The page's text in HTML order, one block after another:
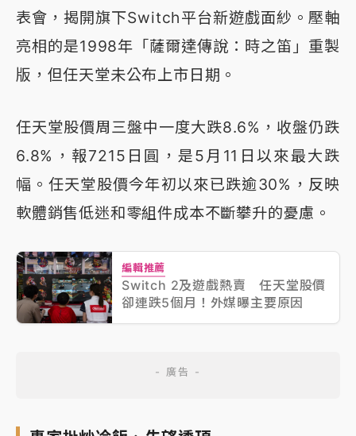
表會，揭開旗下Switch平台新遊戲面紗。壓軸
亮相的是1998年「薩爾達傳說：時之笛」重製
版，但任天堂未公布上市日期。
任天堂股價周三盤中一度大跌8.6%，收盤仍跌
6.8%，報7215日圓，是5月11日以來最大跌
幅。任天堂股價今年初以來已跌逾30%，反映
軟體銷售低迷和零組件成本不斷攀升的憂慮。
編輯推薦
Switch 2及遊戲熱賣 任天堂股價
卻連跌5個月！外媒曝主要原因